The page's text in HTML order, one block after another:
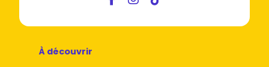
À découvrir